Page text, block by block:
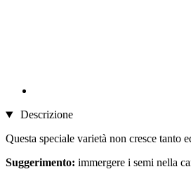
Descrizione
Questa speciale varietà non cresce tanto
Suggerimento: immergere i semi nella